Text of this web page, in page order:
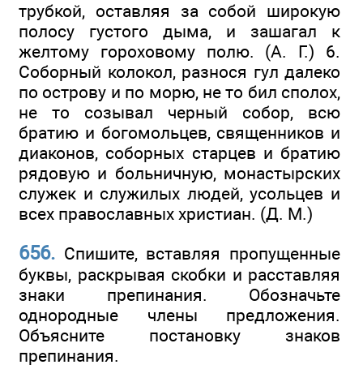
трубкой, оставляя за собой широкую
полосу густого дыма, и зашагал к
желтому гороховому полю. (А. Г.) 6.
Соборный колокол, разнося гул далеко
по острову и по морю, не то бил сполох,
не то созывал черный собор, всю
братию и богомольцев, священников и
диаконов, соборных старцев и братию
рядовую и больничную, монастырских
служек и служилых людей, усольцев и
всех православных христиан. (Д. М.)
656. Спишите, вставляя пропущенные
буквы, раскрывая скобки и расставляя
знаки препинания. Обозначьте
однородные члены предложения.
Объясните постановку знаков
препинания.